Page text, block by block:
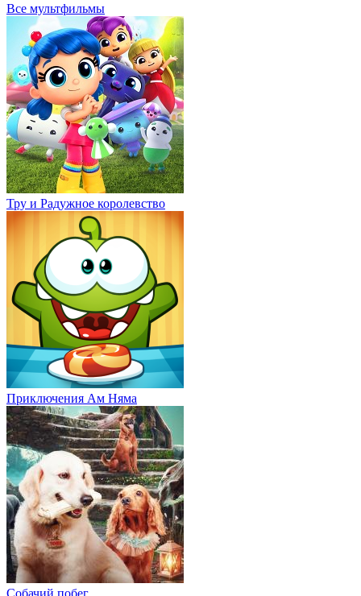
Все мультфильмы
Тру и Радужное королевство
Приключения Ам Няма
Собачий побег